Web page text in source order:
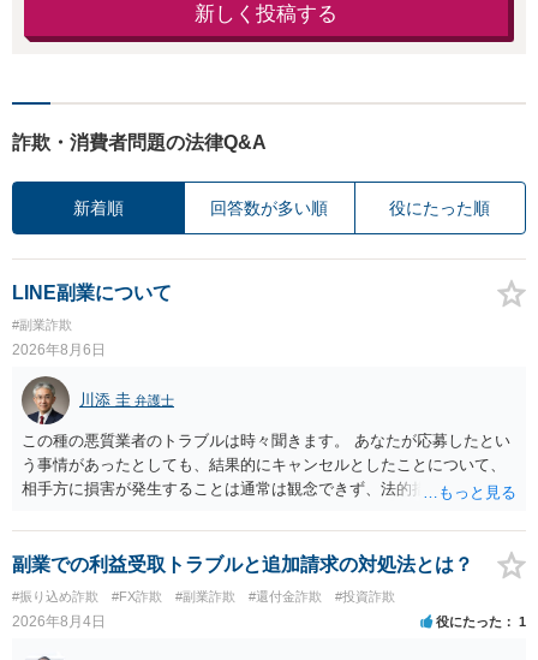
新しく投稿する
詐欺・消費者問題の法律Q&A
新着順 回答数が多い順 役にたった順
LINE副業について
#副業詐欺
2026年8月6日
川添 圭 弁護士
この種の悪質業者のトラブルは時々聞きます。 あなたが応募したとい
う事情があったとしても、結果的にキャンセルとしたことについて、
相手方に損害が発生することは通常は観念できず、法的措置を採って
ず、最寄りの消費生活センターへ相談し、連絡を無視してよいかどう
かのアドバイスを受けられることをお勧めします。しつこいようであ
れば、弁護士へ依頼して警告してもらうことも必要になるかもしれま
せん。
副業での利益受取トラブルと追加請求の対処法とは？
#振り込め詐欺 #FX詐欺 #副業詐欺 #還付金詐欺 #投資詐欺
2026年8月4日 役にたった 1